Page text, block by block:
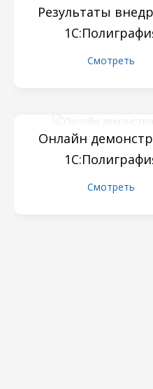
Результаты
Смотреть
Онлайн
Смотреть